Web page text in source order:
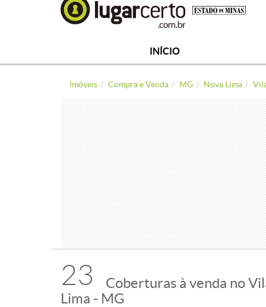
INÍCIO
Imóveis Compra e Venda MG Nova Lima
23
Coberturas à venda no
Lima - MG